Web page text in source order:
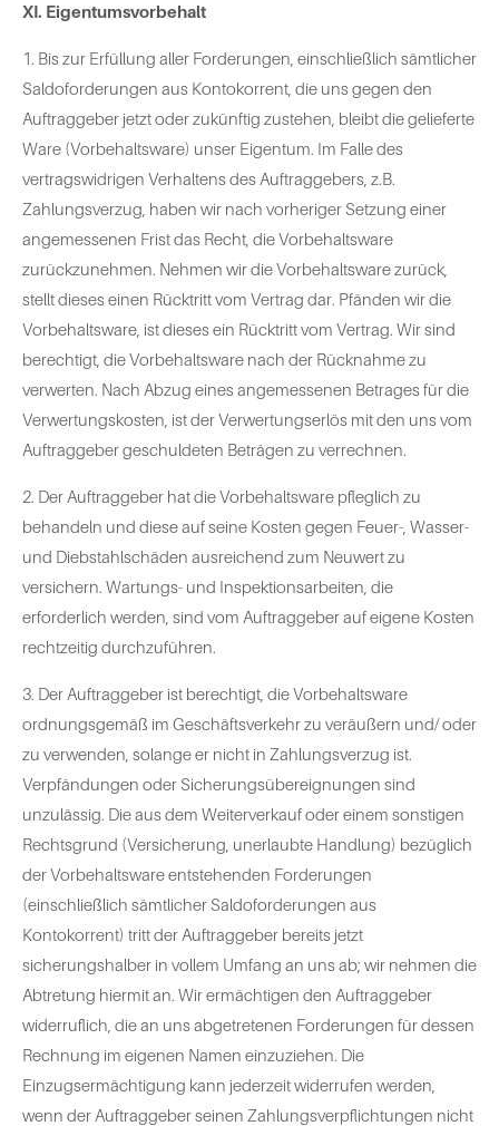
XI. Eigentumsvorbehalt
1. Bis zur Erfüllung aller Forderungen, einschließlich sämtlicher
Saldoforderungen aus Kontokorrent, die uns gegen den
Auftraggeber jetzt oder zukünftig zustehen, bleibt die gelieferte
Ware (Vorbehaltsware) unser Eigentum. Im Falle des
vertragswidrigen Verhaltens des Auftraggebers, z.B.
Zahlungsverzug, haben wir nach vorheriger Setzung einer
angemessenen Frist das Recht, die Vorbehaltsware
zurückzunehmen. Nehmen wir die Vorbehaltsware zurück,
stellt dieses einen Rücktritt vom Vertrag dar. Pfänden wir die
Vorbehaltsware, ist dieses ein Rücktritt vom Vertrag. Wir sind
berechtigt, die Vorbehaltsware nach der Rücknahme zu
verwerten. Nach Abzug eines angemessenen Betrages für die
Verwertungskosten, ist der Verwertungserlös mit den uns vom
Auftraggeber geschuldeten Beträgen zu verrechnen.
2. Der Auftraggeber hat die Vorbehaltsware pfleglich zu
behandeln und diese auf seine Kosten gegen Feuer-, Wasser-
und Diebstahlschäden ausreichend zum Neuwert zu
versichern. Wartungs- und Inspektionsarbeiten, die
erforderlich werden, sind vom Auftraggeber auf eigene Kosten
rechtzeitig durchzuführen.
3. Der Auftraggeber ist berechtigt, die Vorbehaltsware
ordnungsgemäß im Geschäftsverkehr zu veräußern und/ oder
zu verwenden, solange er nicht in Zahlungsverzug ist.
Verpfändungen oder Sicherungsübereignungen sind
unzulässig. Die aus dem Weiterverkauf oder einem sonstigen
Rechtsgrund (Versicherung, unerlaubte Handlung) bezüglich
der Vorbehaltsware entstehenden Forderungen
(einschließlich sämtlicher Saldoforderungen aus
Kontokorrent) tritt der Auftraggeber bereits jetzt
sicherungshalber in vollem Umfang an uns ab; wir nehmen die
Abtretung hiermit an. Wir ermächtigen den Auftraggeber
widerruflich, die an uns abgetretenen Forderungen für dessen
Rechnung im eigenen Namen einzuziehen. Die
Einzugsermächtigung kann jederzeit widerrufen werden,
wenn der Auftraggeber seinen Zahlungsverpflichtungen nicht